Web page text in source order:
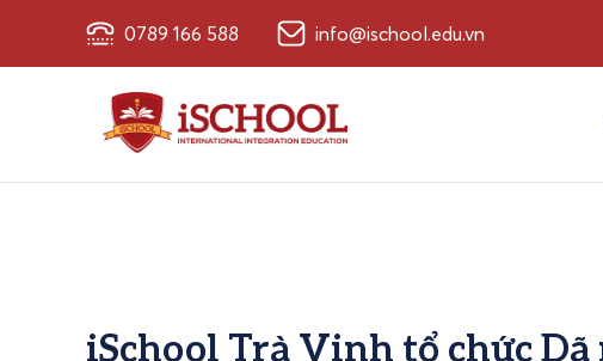
0789 166 588 info@ischool.edu.vn
iSchool Trà Vinh tổ chức